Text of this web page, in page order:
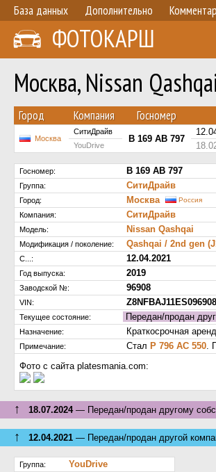
База данных Дополнительно
ФОТОКАРШ
Москва, Nissan
Город Компания Госномер
Москва
СитиДрайв
В 169 АВ 797
YouDrive
Госномер: В 169 АВ 797
Группа: СитиДрайв
Город: Москва Россия
Компания: СитиДрайв
Модель: Nissan Qashqai
Модификация / поколение: Qashqai / 2nd gen
С...: 12.04.2021
Год выпуска: 2019
Заводской №: 96908
VIN: Z8NFBAJ11ES096908
Текущее состояние: Передан/продан
Назначение: Краткосрочная
Примечание: Стал Р 796 АС 550.
Фото с сайта platesmania.com:
↑ 18.07.2024— Передан/продан другому
↑ 12.04.2021 — Передан/продан другой
Группа: YouDrive